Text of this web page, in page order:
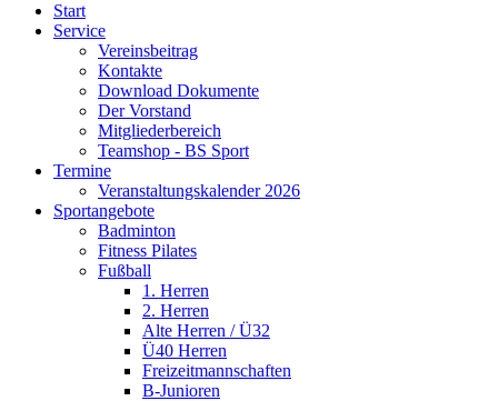
Start
Service
Vereinsbeitrag
Kontakte
Download Dokumente
Der Vorstand
Mitgliederbereich
Teamshop - BS Sport
Termine
Veranstaltungskalender 2026
Sportangebote
Badminton
Fitness Pilates
Fußball
1. Herren
2. Herren
Alte Herren / Ü32
Ü40 Herren
Freizeitmannschaften
B-Junioren